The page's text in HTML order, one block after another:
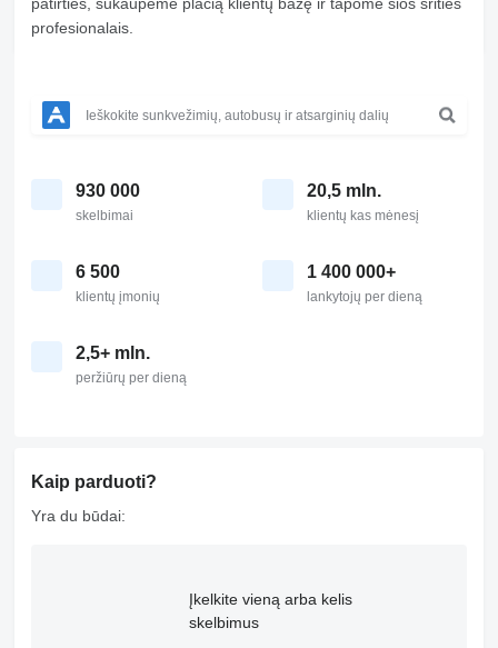
profesionalais.
930 000
skelbimai
20,5 mln.
klientų kas mėnesį
6 500
klientų įmonių
1 400 000+
lankytojų per dieną
2,5+ mln.
peržiūrų per dieną
Kaip parduoti?
Yra du būdai:
Įkelkite vieną arba kelis
skelbimus